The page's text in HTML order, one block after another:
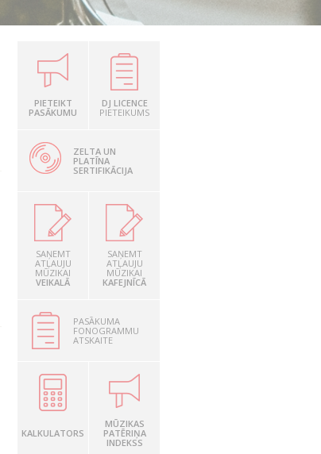
PIETEIKT
PASĀKUMU
DJ LICENCE
PIETEIKUMS
ZELTA UN
PLATĪNA
SERTIFIKĀCIJA
SAŅEMT
ATĻAUJU
MŪZIKAI
VEIKALĀ
SAŅEMT
ATĻAUJU
MŪZIKAI
KAFEJNĪCĀ
PASĀKUMA
FONOGRAMMU
ATSKAITE
KALKULATORS
MŪZIKAS
PATĒRIŅA
INDEKSS